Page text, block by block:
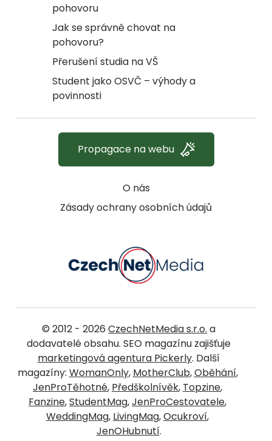
pohovoru
Jak se správně chovat na
pohovoru?
Přerušení studia na VŠ
Student jako OSVČ – výhody a
povinnosti
O nás
Zásady ochrany osobních údajů
Propagace na webu
© 2012 - 2026 CzechNetMedia s.r.o. a
dodavatelé obsahu. SEO magazínu zajišťuje
marketingová agentura Pickerly. Další
magazíny: WomanOnly, MotherClub,Oběhání,
JenProTěhotné, Předškolnívěk, Topzine,
Fanzine,StudentMag,JenProCestovatele,
WeddingMag, LivingMag,Ocukroví,
JenOHubnutí.